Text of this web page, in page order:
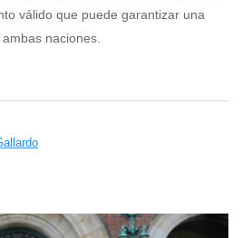
válido que puede garantizar una
naciones.